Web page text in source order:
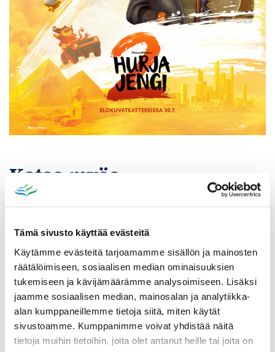
Tämä sivusto käyttää evästeitä
Käytämme evästeitä tarjoamamme sisällön ja mainosten
räätälöimiseen, sosiaalisen median ominaisuuksien
tukemiseen ja kävijämäärämme analysoimiseen. Lisäksi
jaamme sosiaalisen median, mainosalan ja analytiikka-
alan kumppaneillemme tietoja siitä, miten käytät
sivustoamme. Kumppanimme voivat yhdistää näitä
tietoja muihin tietoihin, joita olet antanut heille tai joita on
Katso myös